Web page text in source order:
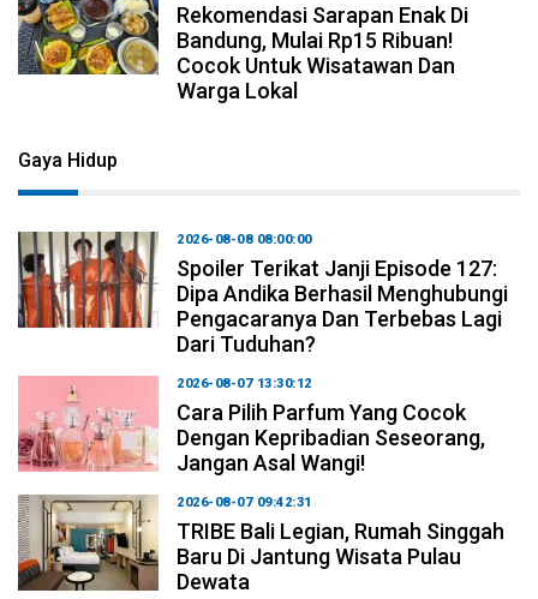
Rekomendasi Sarapan Enak Di
Bandung, Mulai Rp15 Ribuan!
Cocok Untuk Wisatawan Dan
Warga Lokal
Gaya Hidup
2026-08-08 08:00:00
Spoiler Terikat Janji Episode 127:
Dipa Andika Berhasil Menghubungi
Pengacaranya Dan Terbebas Lagi
Dari Tuduhan?
2026-08-07 13:30:12
Cara Pilih Parfum Yang Cocok
Dengan Kepribadian Seseorang,
Jangan Asal Wangi!
2026-08-07 09:42:31
TRIBE Bali Legian, Rumah Singgah
Baru Di Jantung Wisata Pulau
Dewata